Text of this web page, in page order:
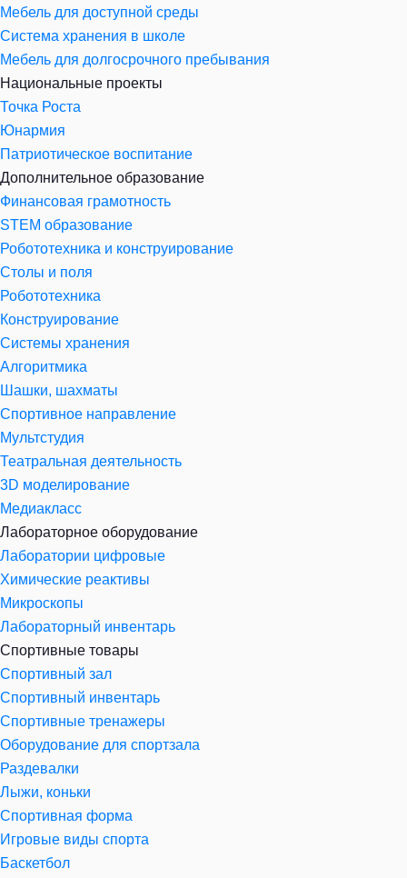
Мебель для доступной среды
Система хранения в школе
Мебель для долгосрочного пребывания
Национальные проекты
Точка Роста
Юнармия
Патриотическое воспитание
Дополнительное образование
Финансовая грамотность
STEM образование
Робототехника и конструирование
Столы и поля
Робототехника
Конструирование
Системы хранения
Алгоритмика
Шашки, шахматы
Спортивное направление
Мультстудия
Театральная деятельность
3D моделирование
Медиакласс
Лабораторное оборудование
Лаборатории цифровые
Химические реактивы
Микроскопы
Лабораторный инвентарь
Спортивные товары
Спортивный зал
Спортивный инвентарь
Спортивные тренажеры
Оборудование для спортзала
Раздевалки
Лыжи, коньки
Спортивная форма
Игровые виды спорта
Баскетбол